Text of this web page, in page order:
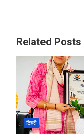
Related Posts
टिहरी